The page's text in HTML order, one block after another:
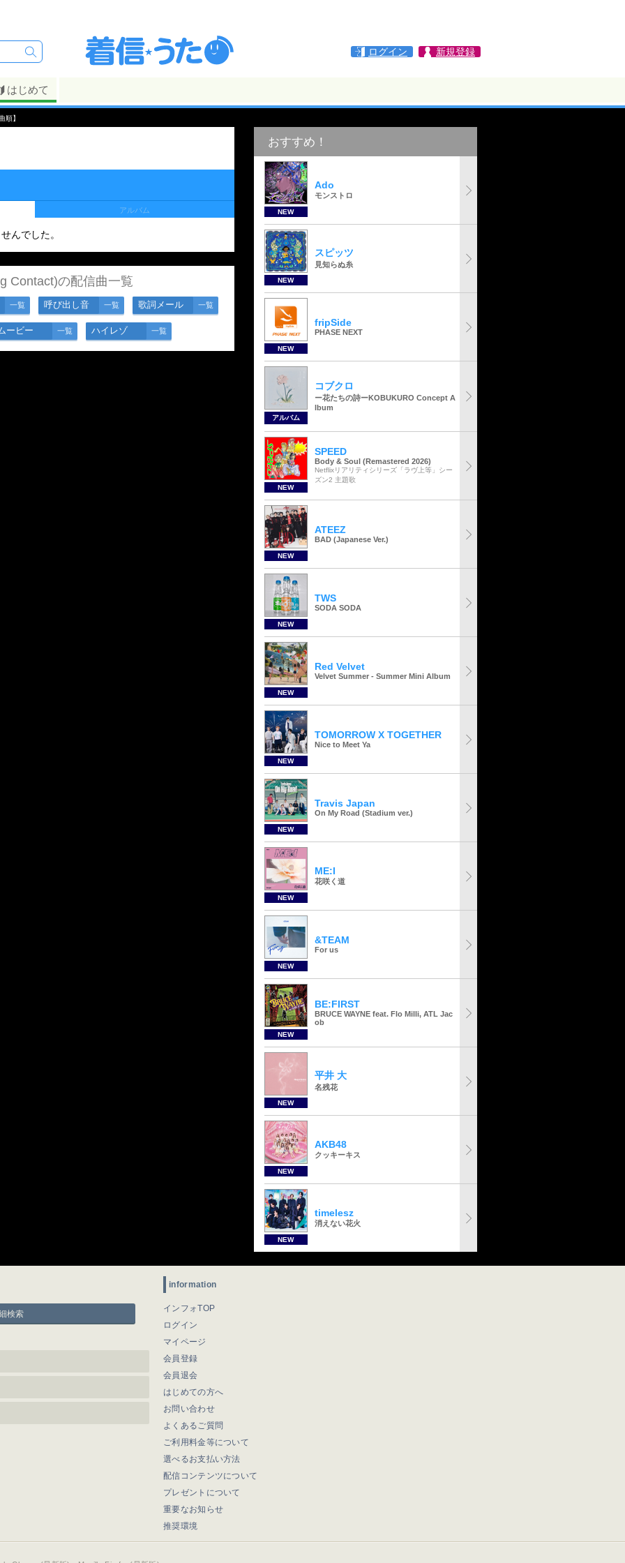
ログイン 新規登録
はじめて
順】
アルバム
んでした。
Contact)の配信曲一覧
一覧 呼び出し音 一覧 歌詞メール 一覧
ービー 一覧 ハイレゾ 一覧
おすすめ！
NEW
Ado
モンストロ
NEW
スピッツ
見知らぬ糸
NEW
fripSide
PHASE NEXT
アルバム
コブクロ
ー花たちの詩ーKOBUKURO Concept A
lbum
NEW
SPEED
Body & Soul (Remastered 2026)
Netflixリアリティシリーズ「ラヴ上等」シー
ズン2 主題歌
NEW
ATEEZ
BAD (Japanese Ver.)
NEW
TWS
SODA SODA
NEW
Red Velvet
Velvet Summer - Summer Mini Album
NEW
TOMORROW X TOGETHER
Nice to Meet Ya
NEW
Travis Japan
On My Road (Stadium ver.)
NEW
ME:I
花咲く道
NEW
&TEAM
For us
NEW
BE:FIRST
BRUCE WAYNE feat. Flo Milli, ATL Jac
ob
NEW
平井 大
名残花
NEW
AKB48
クッキーキス
NEW
timelesz
消えない花火
検索
information
インフォTOP
ログイン
マイページ
会員登録
会員退会
はじめての方へ
お問い合わせ
よくあるご質問
ご利用料金等について
選べるお支払い方法
配信コンテンツについて
プレゼントについて
重要なお知らせ
推奨環境